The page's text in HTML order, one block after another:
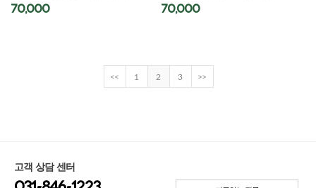
70,000 70,000
<< 1 2 3 >>
고객 상담 센터